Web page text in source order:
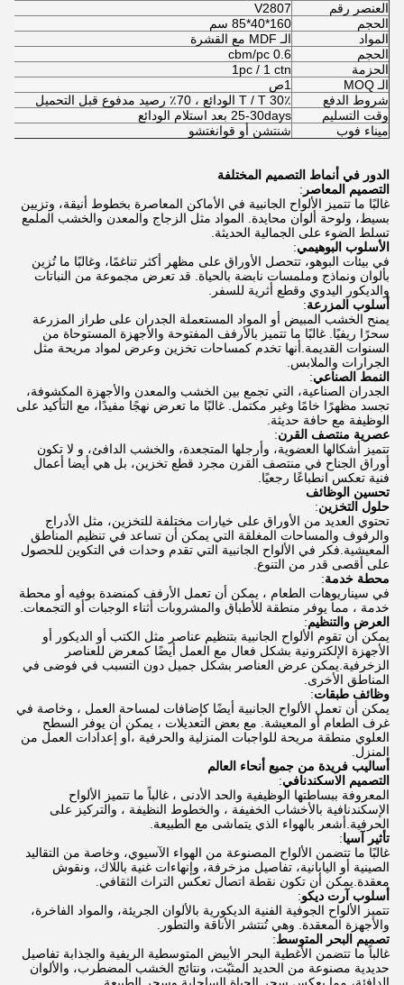
العنصر رقم
V2807
الحجم
160*40*85 سم
المواد
الـ MDF مع القشرة
الحجم
0.6 cbm/pc
الحزمة
1pc / 1 ctn
الـ MOQ
1ص
شروط الدفع
T / T 30٪ الودائع ، 70٪ رصيد مدفوع قبل التحميل
وقت التسليم
25-30days بعد استلام الودائع
ميناء فوب
شنتشن أو قوانغتشو
الدور في أنماط التصميم المختلفة
التصميم المعاصر :
غالبًا ما تتميز الألواح الجانبية في الأماكن المعاصرة بخطوط أنيقة، وتزيين
بسيط، ولوحة ألوان محايدة. المواد مثل الزجاج والمعدن والخشب الملمع
تسلط الضوء على الجمالية الحديثة.
الأسلوب البوهيمي:
في بيئات البوهو، تتحصل الأوراق على مظهر أكثر تناغمًا، وغالبًا ما تُزين
بألوان ونماذج وملمسات نابضة بالحياة. قد تعرض مجموعة من النباتات
والديكور اليدوي وقطع أثرية للسفر.
أسلوب المزرعة:
يمنح الخشب المبيض أو المواد المستعملة الجدران على طراز المزرعة
سحرًا ريفيًا. غالبًا ما تتميز بالأرفف المفتوحة والأجهزة المستوحاة من
السنوات القديمة.أنها تخدم كمساحات تخزين وعرض لمواد مريحة مثل
الجرارات والملابس.
النمط الصناعي:
الجدران الصناعية، التي تجمع بين الخشب والمعدن والأجهزة المكشوفة،
تجسد مظهرًا خامًا وغير مكتمل. غالبًا ما تعرض نهجًا مفيدًا، مع التأكيد على
الوظيفة مع حافة حديثة.
عصرية منتصف القرن:
تتميز أشكالها العضوية، وأرجلها المتجعدة، والخشب الدافئ، و لا تكون
أوراق الجناح في منتصف القرن مجرد قطع تخزين، بل هي أيضا أعمال
فنية تعكس انطباعًا رجعيًا.
تحسين الوظائف
حلول التخزين:
تحتوي العديد من الأوراق على خيارات مختلفة للتخزين، مثل الأدراج
والرفوف والمساحات المغلقة التي يمكن أن تساعد في تنظيم المناطق
المعيشية.فكر في الألواح الجانبية التي تقدم وحدات في التكوين للحصول
على أقصى قدر من التنوع.
محطة خدمة:
في سيناريوهات الطعام ، يمكن أن تعمل الأرفف كمنضدة بوفيه أو محطة
خدمة ، مما يوفر منطقة للأطباق والمشروبات أثناء الوجبات أو التجمعات.
العرض والتنظيم:
يمكن أن تقوم الألواح الجانبية بتنظيم عناصر مثل الكتب أو الديكور أو
الأجهزة الإلكترونية بشكل فعال مع العمل أيضًا كمعرض للعناصر
الزخرفية.يمكن عرض العناصر بشكل جميل دون التسبب في فوضى في
المناطق الأخرى.
وظائف طبقات:
يمكن أن تعمل الألواح الجانبية أيضًا كإضافات لمساحة العمل ، وخاصة في
غرف الطعام أو المعيشة. مع بعض التعديلات ، يمكن أن يوفر السطح
العلوي منطقة مريحة للواجبات المنزلية والحرفية ،أو إعدادات العمل من
المنزل.
أساليب فريدة من جميع أنحاء العالم
التصميم الاسكندنافي:
المعروفة ببساطتها الوظيفية والحد الأدنى ، غالباً ما تتميز الألواح
الإسكندنافية بالأخشاب الخفيفة ، والخطوط النظيفة ، والتركيز على
الحرفية.أشعر بالهواء الذي يتماشى مع الطبيعة.
تأثير آسيا:
غالبًا ما تتضمن الألواح المصنوعة من الهواء الآسيوي، وخاصة من التقاليد
الصينية أو اليابانية، تفاصيل مزخرفة، وإنهاءات غنية باللاك، ونقوش
معقدة.يمكن أن تكون نقطة اتصال تعكس التراث الثقافي.
أسلوب آرت ديكو:
تتميز الألواح الجوفية الفنية الديكورية بالألوان الجريئة، والمواد الفاخرة،
والأجهزة المعقدة. وهي تُنتشر الأناقة والتطور.
تصميم البحر المتوسط:
غالباً ما تتضمن الأغطية البحر الأبيض المتوسطية الريفية والجذابة تفاصيل
حديدية مصنوعة من الحديد المثبّت، ونتائج الخشب المضطرب، والألوان